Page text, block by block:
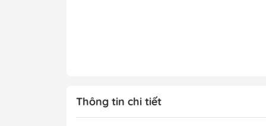
Thông tin chi tiết